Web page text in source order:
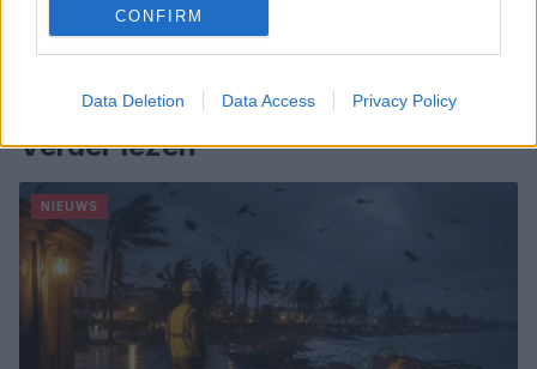
CONFIRM
Data Deletion Data Access Privacy Policy
Verder lezen
NIEUWS